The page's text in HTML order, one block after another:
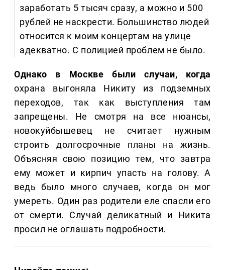
заработать 5 тысяч сразу, а можно и 500
рублей не наскрести. Большинство людей
относится к моим концертам на улице
адекватно. С полицией проблем не было.
Однако в Москве были случаи, когда
охрана выгоняла Никиту из подземных
переходов, так как выступления там
запрещены. Не смотря на все нюансы,
новокуйбышевец не считает нужным
строить долгосрочные планы на жизнь.
Объясняя свою позицию тем, что завтра
ему может и кирпич упасть на голову. А
ведь было много случаев, когда он мог
умереть. Один раз родители еле спасли его
от смерти. Случай деликатный и Никита
просил не оглашать подробности.